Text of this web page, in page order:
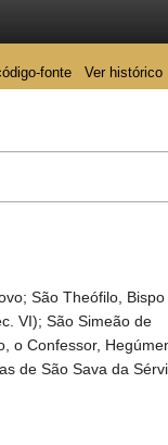
São Theófilo, Bispo
VI); São Simeão de
o Confessor,
de São Sava da
fonte Ver histórico